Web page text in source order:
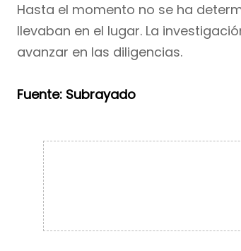
Hasta el momento no se ha
llevaban en el lugar. La
avanzar en las diligencias.
Fuente: Subrayado